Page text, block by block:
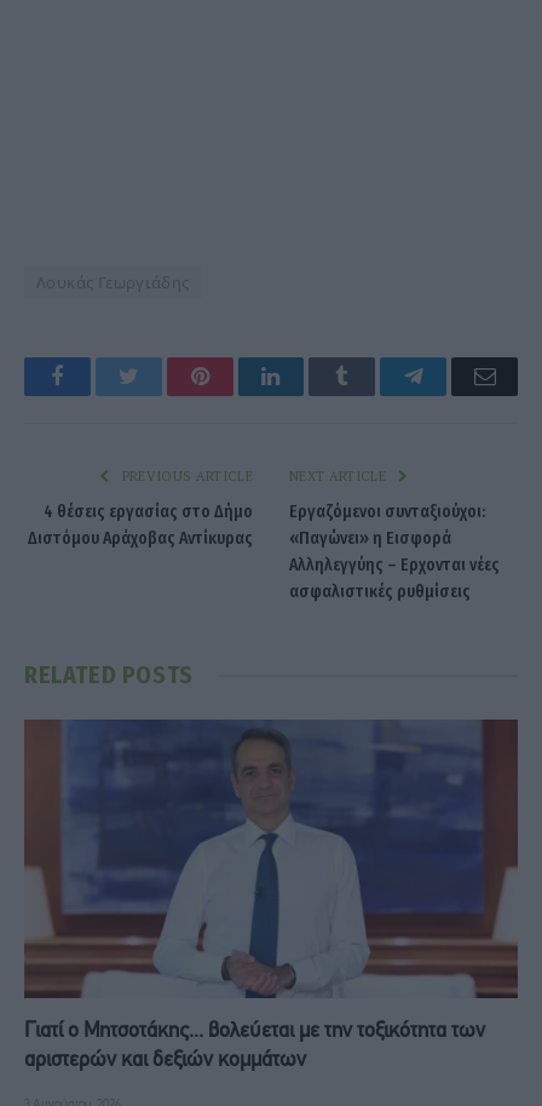
Λουκάς Γεωργιάδης
Facebook Twitter PinterestLinkedIn Tumblr Telegram
PREVIOUS ARTICLE
4 θέσεις εργασίας στο Δήμο
Διστόμου Αράχοβας Αντίκυρας
NEXT ARTICLE
Εργαζόμενοι συνταξιούχοι:
«Παγώνει» η Εισφορά
Αλληλεγγύης – Ερχονται νέες
ασφαλιστικές ρυθμίσεις
RELATED POSTS
Γιατί ο Μητσοτάκης... βολεύεται με την τοξικότητα των
αριστερών και δεξιών κομμάτων